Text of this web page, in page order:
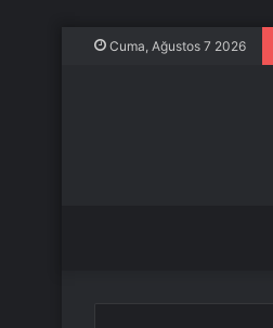
Cuma, Ağustos 7 2026